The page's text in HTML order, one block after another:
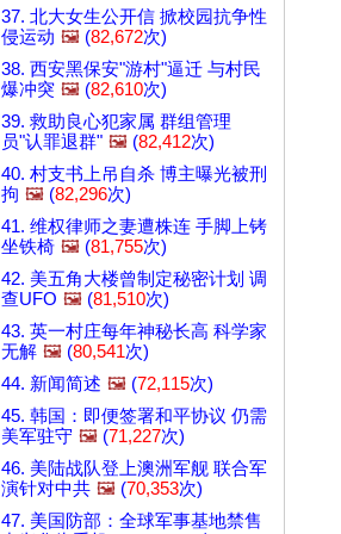
37. 北大女生公开信 掀校园抗争性
侵运动 🖼️ (82,672次)
38. 西安黑保安"游村"逼迁 与村民
爆冲突 🖼️ (82,610次)
39. 救助良心犯家属 群组管理
员"认罪退群" 🖼️ (82,412次)
40. 村支书上吊自杀 博主曝光被刑
拘 🖼️ (82,296次)
41. 维权律师之妻遭株连 手脚上铐
坐铁椅 🖼️ (81,755次)
42. 美五角大楼曾制定秘密计划 调
查UFO 🖼️ (81,510次)
43. 英一村庄每年神秘长高 科学家
无解 🖼️ (80,541次)
44. 新闻简述 🖼️ (72,115次)
45. 韩国：即便签署和平协议 仍需
美军驻守 🖼️ (71,227次)
46. 美陆战队登上澳洲军舰 联合军
演针对中共 🖼️ (70,353次)
47. 美国防部：全球军事基地禁售